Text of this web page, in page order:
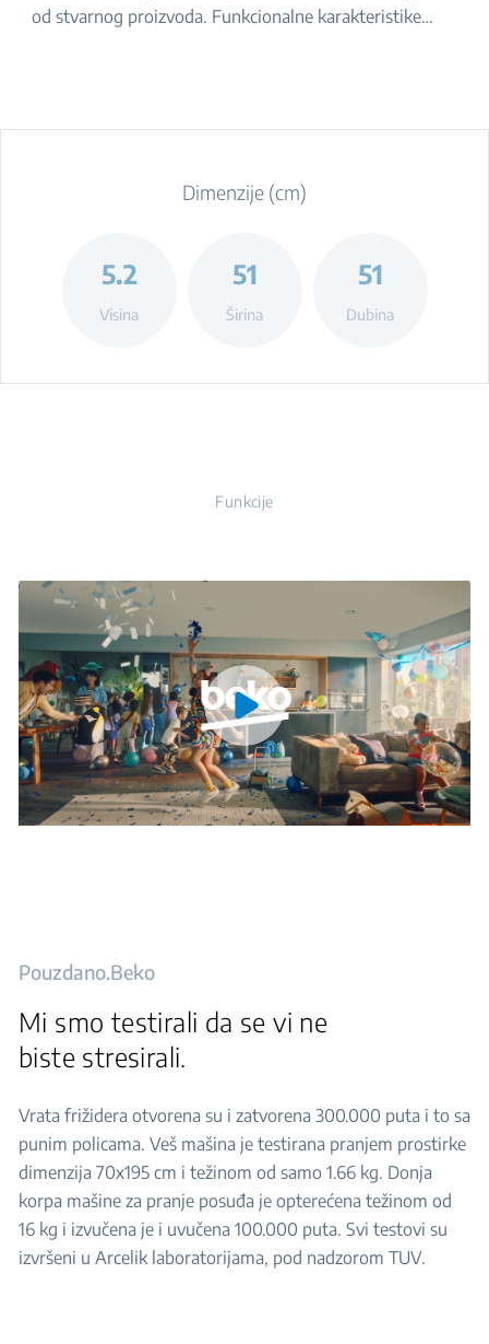
od stvarnog proizvoda. Funkcionalne karakteristike
Dimenzije (cm)
5.2
Visina
51
Širina
51
Dubina
Funkcije
Pouzdano.Beko
Mi smo testirali da se vi ne
biste stresirali.
Vrata frižidera otvorena su i zatvorena 300.000 puta i to sa
punim policama. Veš mašina je testirana pranjem prostirke
dimenzija 70x195 cm i težinom od samo 1.66 kg. Donja
korpa mašine za pranje posuđa je opterećena težinom od
16 kg i izvučena je i uvučena 100.000 puta. Svi testovi su
izvršeni u Arcelik laboratorijama, pod nadzorom TUV.